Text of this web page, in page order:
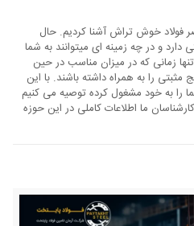
فولاد خوش تراش آشنا کردیم. حال
دارد و در چه زمینه ای میتوانند به شما
زمانی که در میزان مناسب در حین
مثبتی را به همراه داشته باشند. با این
را به خود مشغول کرده توصیه می کنیم
ما اطلاعات کاملی در این حوزه